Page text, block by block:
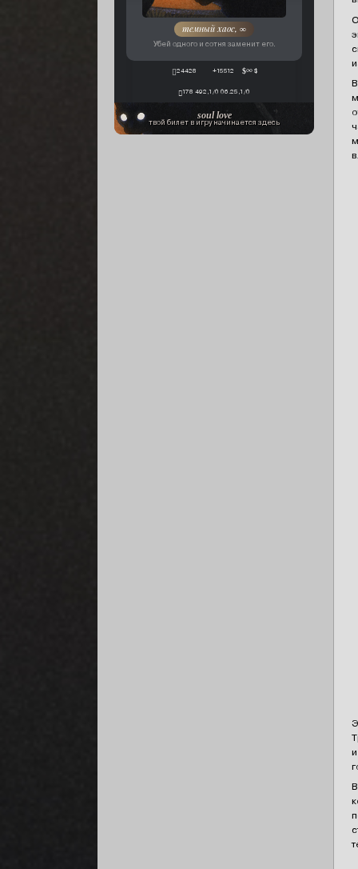
темный хаос, ∞
Убей одного и сотня заменит его.
24428 +15512 ∞ $
178 492,1/0 06.25,1/0
soul love
твой билет в игру начинается здесь